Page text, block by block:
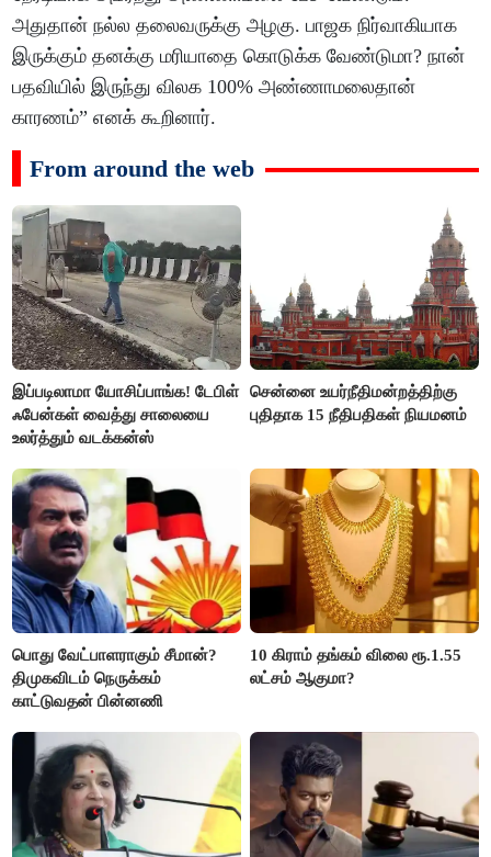
அதுதான் நல்ல தலைவருக்கு அழகு. பாஜக நிர்வாகியாக
இருக்கும் தனக்கு மரியாதை கொடுக்க வேண்டுமா? நான்
பதவியில் இருந்து விலக 100% அண்ணாமலைதான்
காரணம்” எனக் கூறினார்.
From around the web
இப்படிலாமா யோசிப்பாங்க! டேபிள்
ஃபேன்கள் வைத்து சாலையை
உலர்த்தும் வடக்கன்ஸ்
சென்னை உயர்நீதிமன்றத்திற்கு
புதிதாக 15 நீதிபதிகள் நியமனம்
பொது வேட்பாளராகும் சீமான்?
திமுகவிடம் நெருக்கம்
காட்டுவதன் பின்னணி
10 கிராம் தங்கம் விலை ரூ.1.55
லட்சம் ஆகுமா?